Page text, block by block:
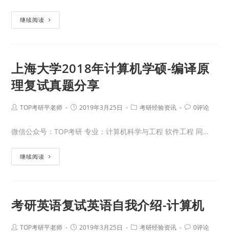
继续阅读
上海大学2018年计算机学硕-编译原
理复试真题分享
TOP考研平老师 2019年3月25日 考研经验资讯 0评论
微信公众号：TOP考研 专业：计算机科学与工程 软件工程 同…
继续阅读
考研英语复试英语自我介绍-计算机
TOP考研平老师 2019年3月25日 考研经验资讯 0评论